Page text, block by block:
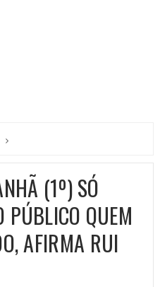
(1º) SÓ
PÚBLICO QUEM
AFIRMA RUI